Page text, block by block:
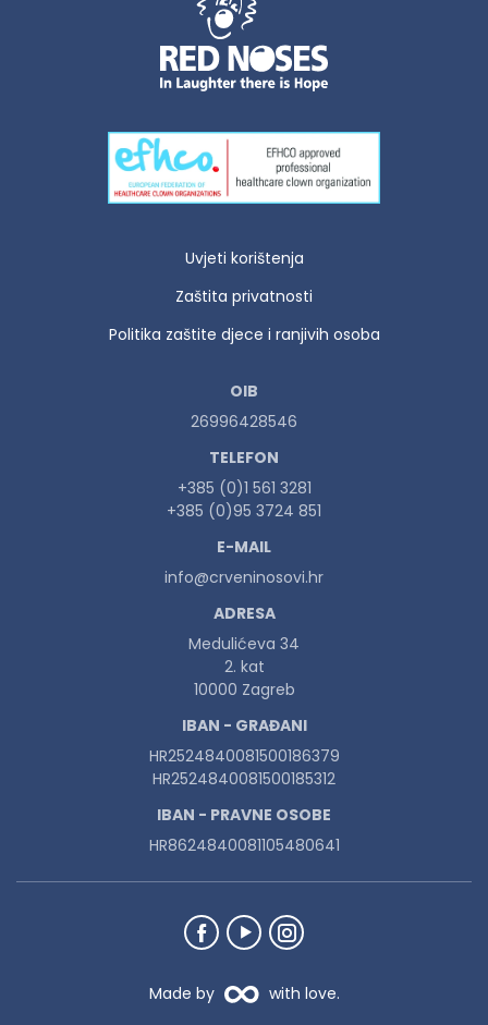
Uvjeti korištenja
Zaštita privatnosti
Politika zaštite djece i ranjivih osoba
OIB
26996428546
TELEFON
+385 (0)1 561 3281
+385 (0)95 3724 851
E-MAIL
info@crveninosovi.hr
ADRESA
Medulićeva 34
2. kat
10000 Zagreb
IBAN - GRAĐANI
HR2524840081500186379
HR2524840081500185312
IBAN - PRAVNE OSOBE
HR8624840081105480641
Made by with love.